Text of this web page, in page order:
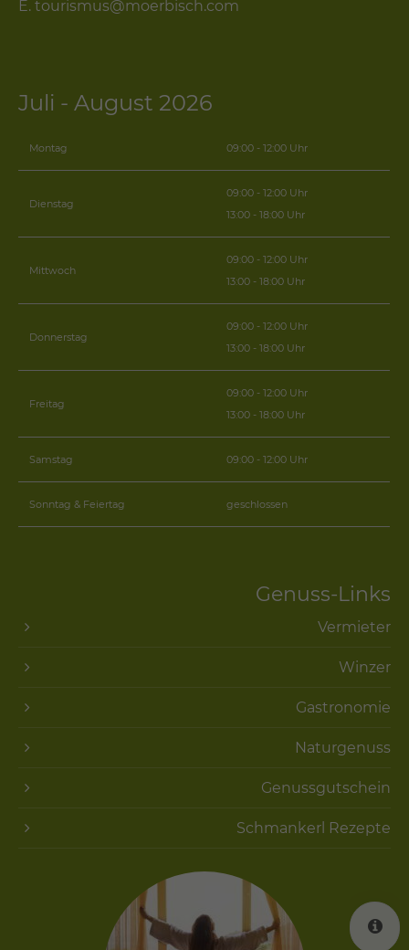
E. tourismus@moerbisch.com
Juli - August 2026
Montag 09:00 - 12:00 Uhr
Dienstag
09:00 - 12:00 Uhr
13:00 - 18:00 Uhr
Mittwoch
09:00 - 12:00 Uhr
13:00 - 18:00 Uhr
Donnerstag
09:00 - 12:00 Uhr
13:00 - 18:00 Uhr
Freitag
09:00 - 12:00 Uhr
13:00 - 18:00 Uhr
Samstag 09:00 - 12:00 Uhr
Sonntag & Feiertag geschlossen
Genuss-Links
Vermieter
Winzer
Gastronomie
Naturgenuss
Genussgutschein
Schmankerl Rezepte